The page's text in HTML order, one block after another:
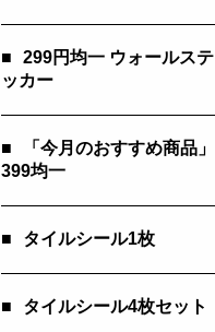
■
299円均一 ウォールステ
ッカー
■
「今月のおすすめ商品」
399均一
■ タイルシール1枚
■ タイルシール4枚セット